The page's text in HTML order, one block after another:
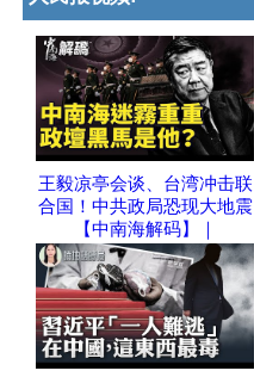
王毅凉亭会谈、台湾冲击联
合国！中共政局恐现大地震
【中南海解码】｜